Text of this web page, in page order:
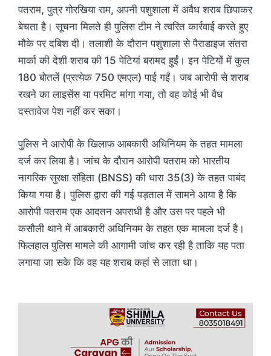
पतराम, पुत्र गोरखिया राम, अपनी पशुशाला में अवैध शराब छिपाकर
बेचता है। सूचना मिलते ही पुलिस टीम ने त्वरित कार्रवाई करते हुए
मौके पर दबिश दी। तलाशी के दौरान पशुशाला से पैराडाइज संतरा
मार्का की देशी शराब की 15 पेटियां बरामद हुईं। इन पेटियों में कुल
180 बोतलें (प्रत्येक 750 एमएल) पाई गईं। जब आरोपी से शराब
रखने का लाइसेंस या परमिट मांगा गया, तो वह कोई भी वैध
दस्तावेज पेश नहीं कर सका।
पुलिस ने आरोपी के खिलाफ आबकारी अधिनियम के तहत मामला
दर्ज कर लिया है। जांच के दौरान आरोपी पतराम को भारतीय
नागरिक सुरक्षा संहिता (BNSS) की धारा 35(3) के तहत पाबंद
किया गया है। पुलिस द्वारा की गई पड़ताल में सामने आया है कि
आरोपी पतराम एक आदतन अपराधी है और उस पर पहले भी
कसौली थाने में आबकारी अधिनियम के तहत एक मामला दर्ज है।
फिलहाल पुलिस मामले की आगामी जांच कर रही है ताकि यह पता
लगाया जा सके कि वह यह शराब कहां से लाता था।